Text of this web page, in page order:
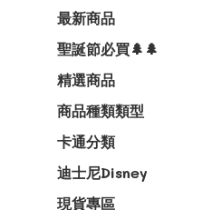
最新商品
聖誕節必買🌲🌲
精選商品
商品種類類型
卡通分類
迪士尼Disney
現貨專區